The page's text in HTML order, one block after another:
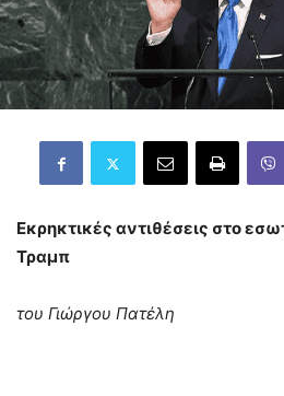
Εκρηκτικές αντιθέσεις στο
Τραμπ
του Γιώργου Πατέλη